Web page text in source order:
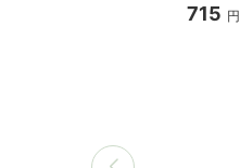
715 円